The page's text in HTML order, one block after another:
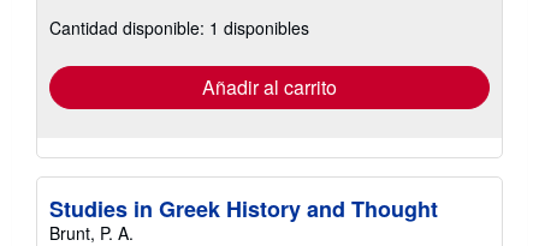
las
tarifas
envío
Cantidad disponible: 1 disponibles
Añadir al carrito
Studies in Greek History and Thought
Brunt, P. A.